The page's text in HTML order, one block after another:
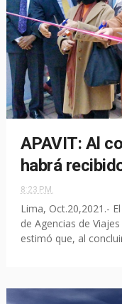
APAVIT: Al
habrá
8:23 P.M.
Lima, Oct.20,2021.-
de Agencias de
estimó que, al